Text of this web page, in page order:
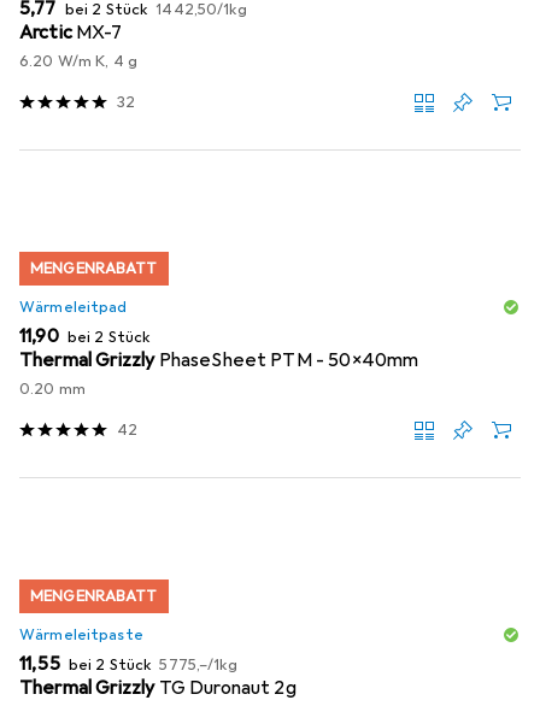
EUR
5,77 bei 2 Stück EUR
1442,50/1kg
Arctic MX-7
6.20 W/m K, 4 g
32
MENGENRABATT
Wärmeleitpad
EUR
11,90 bei 2 Stück
Thermal Grizzly PhaseSheet PTM - 50x40mm
0.20 mm
42
MENGENRABATT
Wärmeleitpaste
EUR
11,55 bei 2 Stück EUR
5775,–/1kg
Thermal Grizzly TG Duronaut 2g